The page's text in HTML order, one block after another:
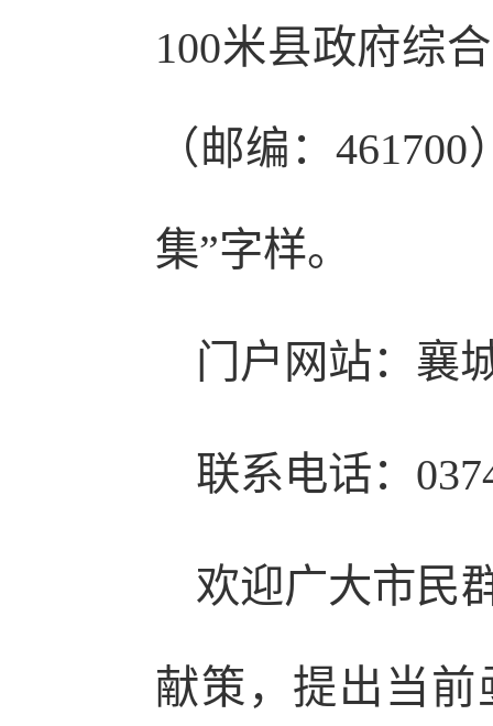
100米县政府综
（邮编：
集”字样。
门户网站：襄
联系电话：
欢迎广大市民
献策，提出当